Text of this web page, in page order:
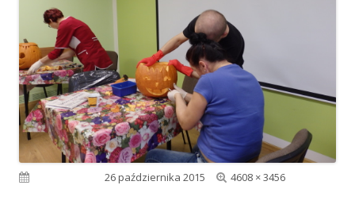
Opublikowano26 października 2015
Pełny
4608 × 3456